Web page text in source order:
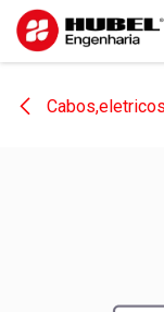
Pular para o